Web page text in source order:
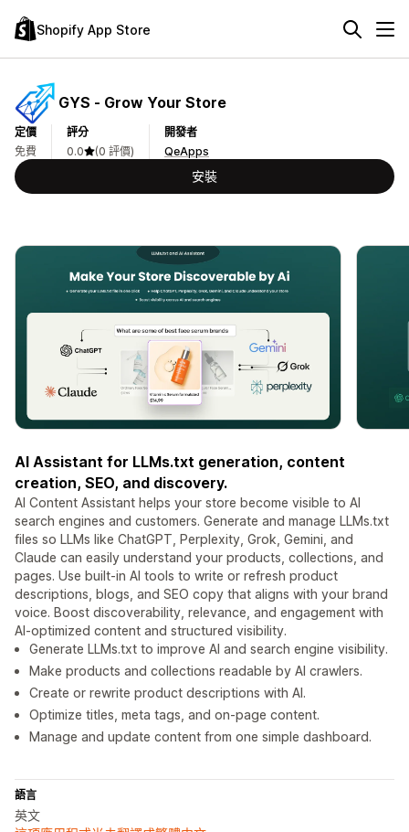
Shopify App Store
GYS ‑ Grow Your Store
定價
免費
評分
0.0
(0 評價)
開發者
QeApps
安裝
AI Assistant for LLMs.txt generation, content
creation, SEO, and discovery.
AI Content Assistant helps your store become visible to AI
search engines and customers. Generate and manage LLMs.txt
files so LLMs like ChatGPT, Perplexity, Grok, Gemini, and
Claude can easily understand your products, collections, and
pages. Use built-in AI tools to write or refresh product
descriptions, blogs, and SEO copy that aligns with your brand
voice. Boost discoverability, relevance, and engagement with
AI-optimized content and structured visibility.
Generate LLMs.txt to improve AI and search engine visibility.
Make products and collections readable by AI crawlers.
Create or rewrite product descriptions with AI.
Optimize titles, meta tags, and on-page content.
Manage and update content from one simple dashboard.
語言
英文